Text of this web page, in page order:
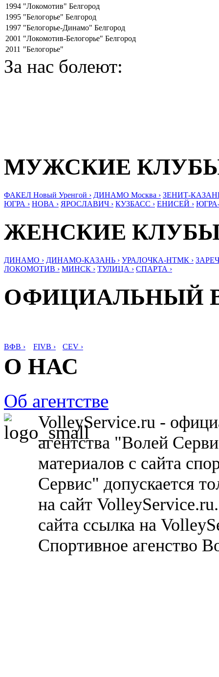
1994 "Локомотив" Белгород
1995 "Белогорье" Белгород
1997 "Белогорье-Динамо" Белгород
2001 "Локомотив-Белогорье" Белгород
2011 "Белогорье"
За нас болеют:
МУЖСКИЕ
ФАКЕЛ Новый Уренгой › ДИНАМО Москва › ЗЕНИТ-
ЮГРА › НОВА › ЯРОСЛАВИЧ › КУЗБАСС › ЕНИСЕЙ ›
ЖЕНСКИЕ
ДИНАМО › ДИНАМО-КАЗАНЬ › УРАЛОЧКА-НТМК ›
ЛОКОМОТИВ › МИНСК › ТУЛИЦА › СПАРТА ›
ОФИЦИАЛЬНЫЙ
ВФВ › FIVB › CEV ›
О НАС
Об агентстве
VolleyService.ru -
агентства "Волей
материалов с сайта
Сервис" допускается
на сайт
сайта ссылка на
Спортивное агенство